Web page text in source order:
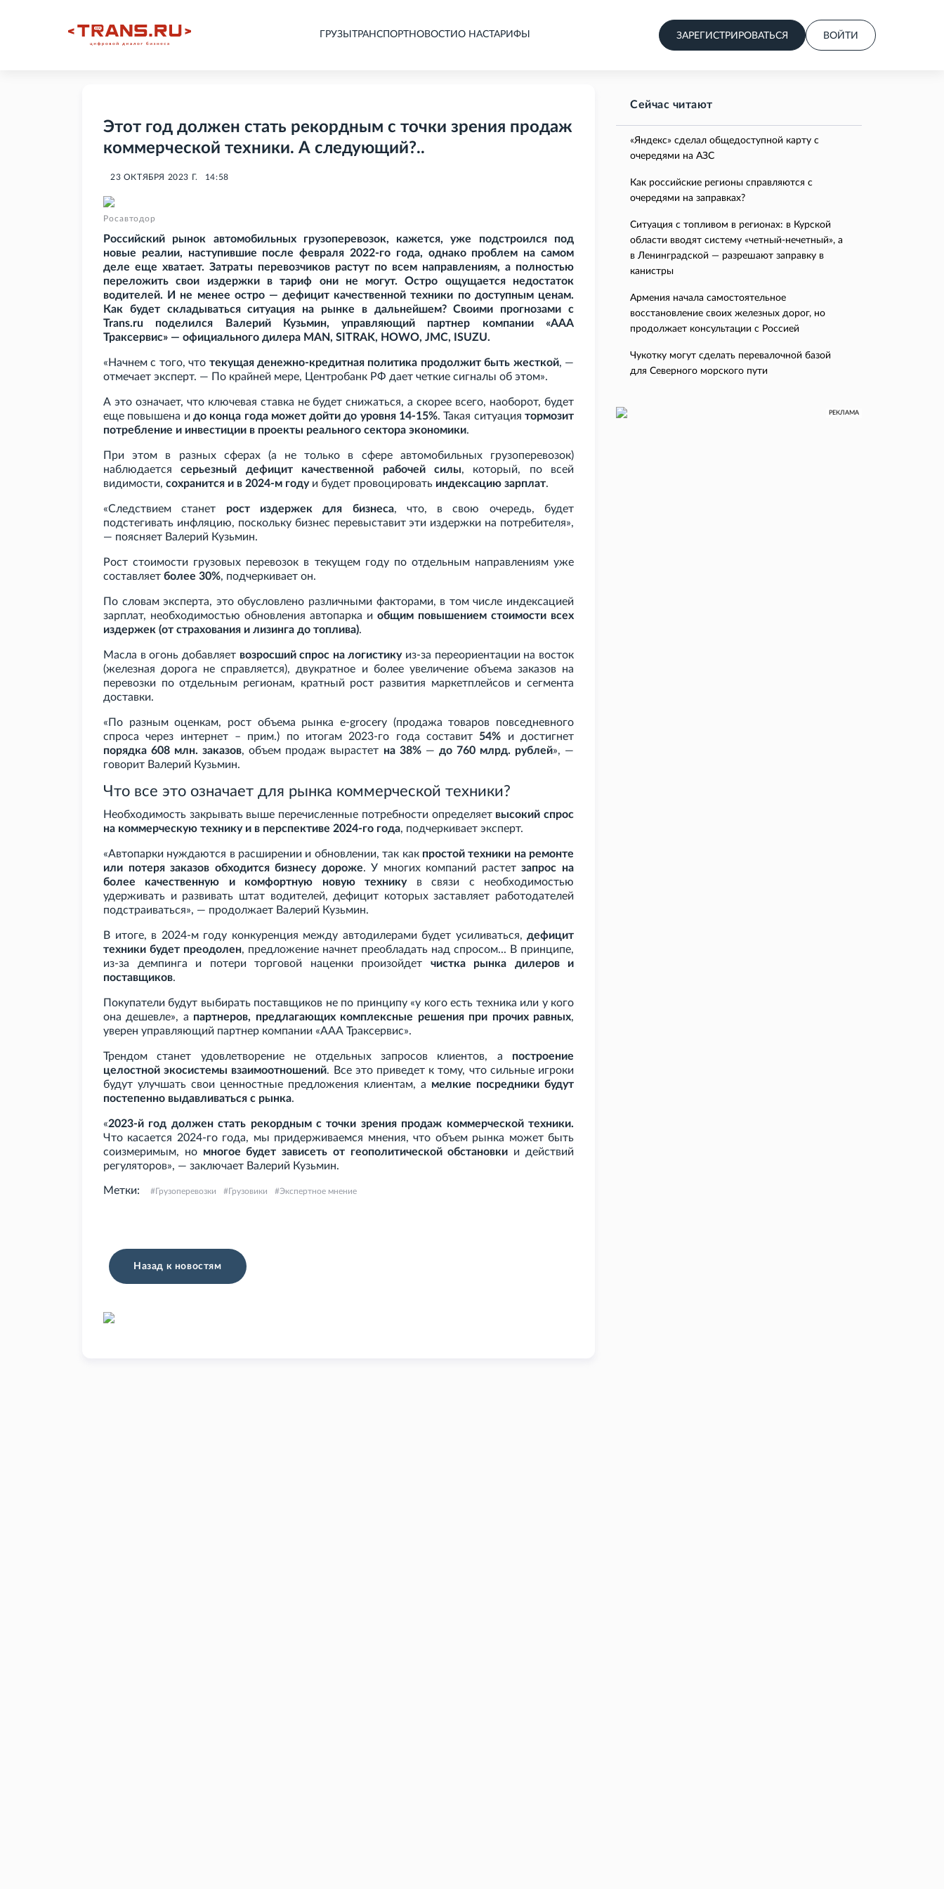
ГРУЗЫ ТРАНСПОРТНОВОСТИ О НАСТАРИФЫ ЗАРЕГИСТРИРОВАТЬСЯ ВОЙТИ
Этот год должен стать рекордным с точки зрения продаж
коммерческой техники. А следующий?..
23 ОКТЯБРЯ 2023 Г. 14:58
Росавтодор
Российский рынок автомобильных грузоперевозок, кажется, уже подстроился под
новые реалии, наступившие после февраля 2022-го года, однако проблем на самом
деле еще хватает. Затраты перевозчиков растут по всем направлениям, а полностью
переложить свои издержки в тариф они не могут. Остро ощущается недостаток
водителей. И не менее остро — дефицит качественной техники по доступным ценам.
Как будет складываться ситуация на рынке в дальнейшем? Своими прогнозами с
Trans.ru поделился Валерий Кузьмин, управляющий партнер компании «ААА
Траксервис» — официального дилера MAN, SITRAK, HOWO, JMC, ISUZU.
«Начнем с того, что текущая денежно-кредитная политика продолжит быть жесткой, —
отмечает эксперт. — По крайней мере, Центробанк РФ дает четкие сигналы об этом».
А это означает, что ключевая ставка не будет снижаться, а скорее всего, наоборот, будет
еще повышена и до конца года может дойти до уровня 14-15%. Такая ситуациятормозит
потребление и инвестиции в проекты реального сектора экономики.
При этом в разных сферах (а не только в сфере автомобильных грузоперевозок)
наблюдаетсясерьезный дефицит качественной рабочей силы, который, по всей
видимости, сохранится и в 2024-м годуи будет провоцировать индексацию зарплат.
«Следствием станет рост издержек для бизнеса, что, в свою очередь, будет
подстегивать инфляцию, поскольку бизнес перевыставит эти издержки на потребителя»,
— поясняет Валерий Кузьмин.
Рост стоимости грузовых перевозок в текущем году по отдельным направлениям уже
составляет более 30%, подчеркивает он.
По словам эксперта, это обусловлено различными факторами, в том числе индексацией
зарплат, необходимостью обновления автопарка и общим повышением стоимости всех
издержек (от страхования и лизинга до топлива).
Масла в огонь добавляет возросший спрос на логистикуиз-за переориентации на восток
(железная дорога не справляется), двукратное и более увеличение объема заказов на
перевозки по отдельным регионам, кратный рост развития маркетплейсов и сегмента
доставки.
«По разным оценкам, рост объема рынка e-grocery (продажа товаров повседневного
спроса через интернет – прим.) по итогам 2023-го года составит 54% и достигнет
порядка 608 млн. заказов, объем продаж вырастет на 38%— до 760 млрд. рублей», —
говорит Валерий Кузьмин.
Что все это означает для рынка коммерческой техники?
Необходимость закрывать выше перечисленные потребности определяет высокий спрос
на коммерческую технику и в перспективе 2024-го года, подчеркивает эксперт.
«Автопарки нуждаются в расширении и обновлении, так как простой техники на ремонте
или потеря заказов обходится бизнесу дороже. У многих компаний растетзапрос на
более качественную и комфортную новую техникув связи с необходимостью
удерживать и развивать штат водителей, дефицит которых заставляет работодателей
подстраиваться», — продолжает Валерий Кузьмин.
В итоге, в 2024-м году конкуренция между автодилерами будет усиливаться, дефицит
техники будет преодолен, предложение начнет преобладать над спросом... В принципе,
из-за демпинга и потери торговой наценки произойдет чистка рынка дилеров и
поставщиков.
Покупатели будут выбирать поставщиков не по принципу «у кого есть техника или у кого
она дешевле», а партнеров, предлагающих комплексные решения при прочих равных,
уверен управляющий партнер компании «ААА Траксервис».
Трендом станет удовлетворение не отдельных запросов клиентов, а построение
целостной экосистемы взаимоотношений. Все это приведет к тому, что сильные игроки
будут улучшать свои ценностные предложения клиентам, а мелкие посредники будут
постепенно выдавливаться с рынка.
«2023-й год должен стать рекордным с точки зрения продаж коммерческой техники.
Что касается 2024-го года, мы придерживаемся мнения, что объем рынка может быть
соизмеримым, но многое будет зависеть от геополитической обстановки и действий
регуляторов», — заключает Валерий Кузьмин.
Метки: Грузоперевозки Грузовики Экспертное мнение
Назад к новостям
Сейчас читают
«Яндекс» сделал общедоступной карту с
очередями на АЗС
Как российские регионы справляются с
очередями на заправках?
Ситуация с топливом в регионах: в Курской
области вводят систему «четный-нечетный», а
в Ленинградской — разрешают заправку в
канистры
Армения начала самостоятельное
восстановление своих железных дорог, но
продолжает консультации с Россией
Чукотку могут сделать перевалочной базой
для Северного морского пути
РЕКЛАМА